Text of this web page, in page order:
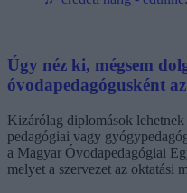
Úgy néz ki, mégsem
óvodapedagógusként
Kizárólag diplomások
pedagógiai vagy
a Magyar Óvodapedagógiai
melyet a szervezet az oktatási